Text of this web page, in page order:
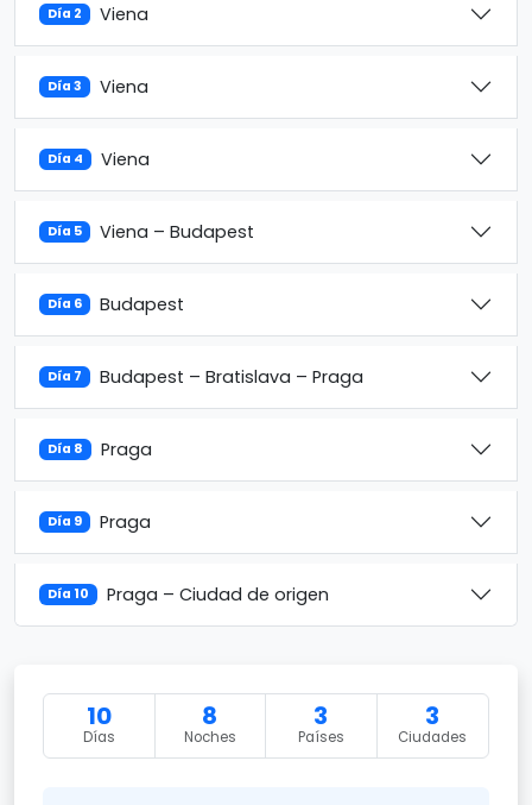
Día 2 Viena
Día 3 Viena
Día 4 Viena
Día 5 Viena – Budapest
Día 6 Budapest
Día 7 Budapest – Bratislava – Praga
Día 8 Praga
Día 9 Praga
Día 10 Praga – Ciudad de origen
10
Días
8
Noches
3
Países
3
Ciudades